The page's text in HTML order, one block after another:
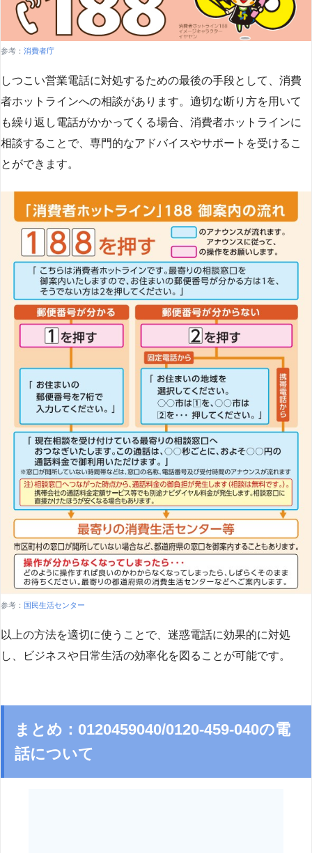
参考： 消費者庁
しつこい営業電話に対処するための最後の手段として、消費
者ホットラインへの相談があります。適切な断り方を用いて
も繰り返し電話がかかってくる場合、消費者ホットラインに
相談することで、専門的なアドバイスやサポートを受けるこ
とができます​​。
参考： 国民生活センター
以上の方法を適切に使うことで、迷惑電話に効果的に対処
し、ビジネスや日常生活の効率化を図ることが可能です。
まとめ：0120459040/0120-459-040の電
話について